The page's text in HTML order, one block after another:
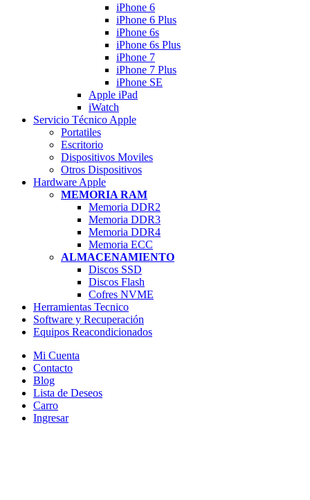
iPhone 6
iPhone 6 Plus
iPhone 6s
iPhone 6s Plus
iPhone 7
iPhone 7 Plus
iPhone SE
Apple iPad
iWatch
Servicio Técnico Apple
Portatiles
Escritorio
Dispositivos Moviles
Otros Dispositivos
Hardware Apple
MEMORIA RAM
Memoria DDR2
Memoria DDR3
Memoria DDR4
Memoria ECC
ALMACENAMIENTO
Discos SSD
Discos Flash
Cofres NVME
Herramientas Tecnico
Software y Recuperación
Equipos Reacondicionados
Mi Cuenta
Contacto
Blog
Lista de Deseos
Carro
Ingresar